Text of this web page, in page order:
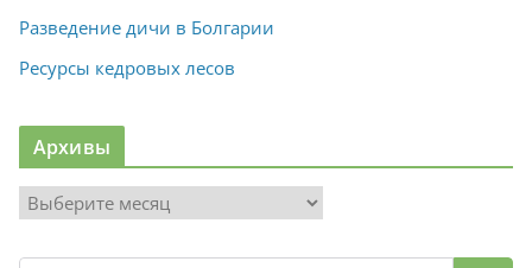
Разведение дичи в Болгарии
Ресурсы кедровых лесов
Архивы
р
х